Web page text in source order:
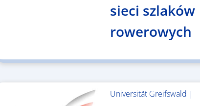
sieci szlaków
rowerowych
Universität Greifswald |